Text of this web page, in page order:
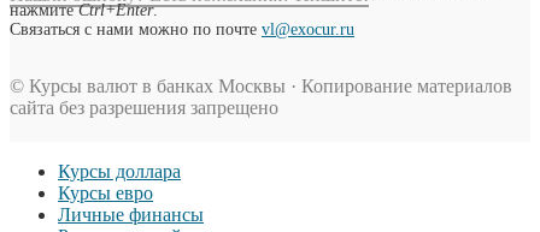
нажмитеCtrl+Enter.
Связаться с нами можно по почте vl@exocur.ru
© Курсы валют в банках Москвы · Копирование материалов
сайта без разрешения запрещено
Курсы доллара
Курсы евро
Личные финансы